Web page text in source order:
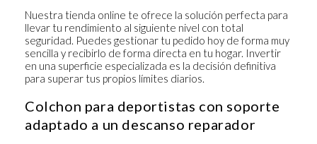
Nuestra tienda online te ofrece la solución perfecta para
llevar tu rendimiento al siguiente nivel con total
seguridad. Puedes gestionar tu pedido hoy de forma muy
sencilla y recibirlo de forma directa en tu hogar. Invertir
en una superficie especializada es la decisión definitiva
para superar tus propios límites diarios.
Colchon para deportistas con soporte
adaptado a un descanso reparador